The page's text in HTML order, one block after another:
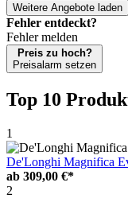
Weitere Angebote laden
Fehler entdeckt?
Fehler melden
Preis zu hoch?
Preisalarm setzen
Top 10
1
De'Longhi Magnifica
ab 309,00 €*
2